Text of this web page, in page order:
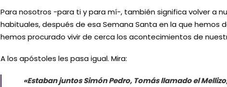
Para nosotros -para ti y para mí-, también significa volver a
habituales, después de esa Semana Santa en la que hemos
hemos procurado vivir de cerca los acontecimientos de
A los apóstoles les pasa igual. Mira:
«Estaban juntos Simón Pedro, Tomás llamado el